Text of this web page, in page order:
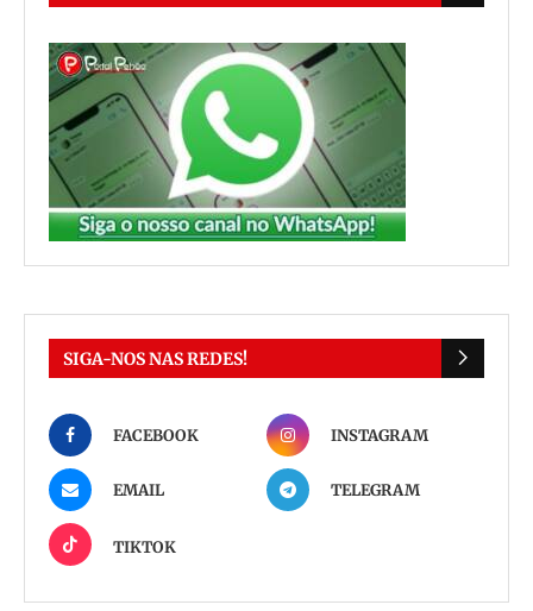
SIGA-NOS NAS REDES!
FACEBOOK INSTAGRAM
EMAIL TELEGRAM
TIKTOK